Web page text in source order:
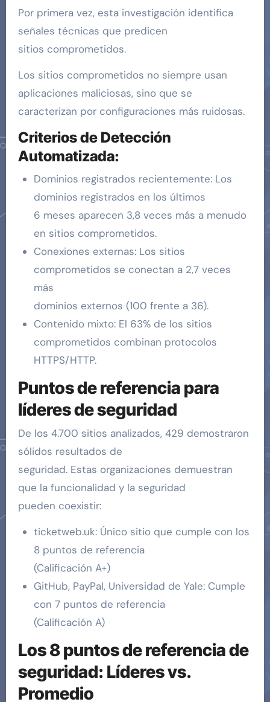
Por primera vez, esta investigación identifica
señales técnicas que predicen
sitios comprometidos.
Los sitios comprometidos no siempre usan
aplicaciones maliciosas, sino que se
caracterizan por configuraciones más ruidosas.
Criterios de Detección
Automatizada:
Dominios registrados recientemente: Los
dominios registrados en los últimos
6 meses aparecen 3,8 veces más a menudo
en sitios comprometidos.
Conexiones externas: Los sitios
comprometidos se conectan a 2,7 veces
más
dominios externos (100 frente a 36).
Contenido mixto: El 63% de los sitios
comprometidos combinan protocolos
HTTPS/HTTP.
Puntos de referencia para
líderes de seguridad
De los 4.700 sitios analizados, 429 demostraron
sólidos resultados de
seguridad. Estas organizaciones demuestran
que la funcionalidad y la seguridad
pueden coexistir:
ticketweb.uk: Único sitio que cumple con los
8 puntos de referencia
(Calificación A+)
GitHub, PayPal, Universidad de Yale: Cumple
con 7 puntos de referencia
(Calificación A)
Los 8 puntos de referencia de
seguridad: Líderes vs.
Promedio